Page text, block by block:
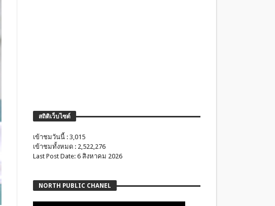
สถิติเว็บไซต์
เข้าชมวันนี้ : 3,015
เข้าชมทั้งหมด : 2,522,276
Last Post Date: 6 สิงหาคม 2026
NORTH PUBLIC CHANEL